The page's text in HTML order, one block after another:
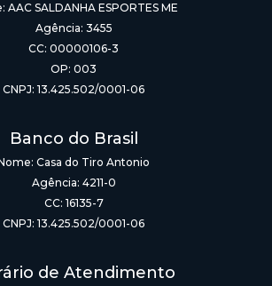
AAC SALDANHA ESPORTES ME
Agência: 3455
CC: 00000106-3
OP: 003
CNPJ: 13.425.502/0001-06
Banco do Brasil
Casa do Tiro Antonio
Agência: 4211-0
CC: 16135-7
CNPJ: 13.425.502/0001-06
de Atendimento